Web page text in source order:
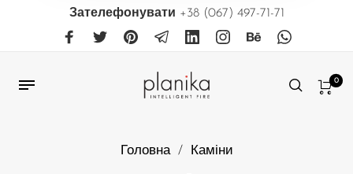
Зателефонувати +38 (067) 497-71-71
0
Головна / Каміни